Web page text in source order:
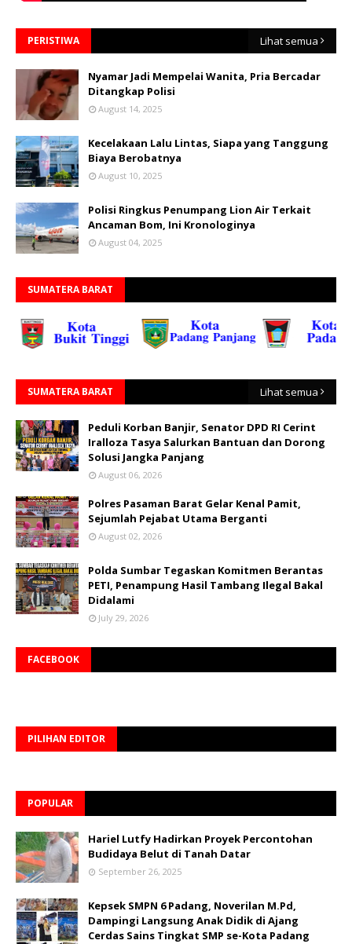
PERISTIWA Lihat semua
Nyamar Jadi Mempelai Wanita, Pria Bercadar
Ditangkap Polisi
August 14, 2025
Kecelakaan Lalu Lintas, Siapa yang Tanggung
Biaya Berobatnya
August 10, 2025
Polisi Ringkus Penumpang Lion Air Terkait
Ancaman Bom, Ini Kronologinya
August 04, 2025
SUMATERA BARAT
SUMATERA BARAT Lihat semua
Peduli Korban Banjir, Senator DPD RI Cerint
Iralloza Tasya Salurkan Bantuan dan Dorong
Solusi Jangka Panjang
August 06, 2026
Polres Pasaman Barat Gelar Kenal Pamit,
Sejumlah Pejabat Utama Berganti
August 02, 2026
Polda Sumbar Tegaskan Komitmen Berantas
PETI, Penampung Hasil Tambang Ilegal Bakal
Didalami
July 29, 2026
FACEBOOK
PILIHAN EDITOR
POPULAR
Hariel Lutfy Hadirkan Proyek Percontohan
Budidaya Belut di Tanah Datar
September 26, 2025
Kepsek SMPN 6 Padang, Noverilan M.Pd,
Dampingi Langsung Anak Didik di Ajang
Cerdas Sains Tingkat SMP se-Kota Padang